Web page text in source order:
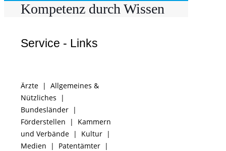
Kompetenz durch Wissen
Service - Links
Ärzte | Allgemeines &
Nützliches |
Bundesländer |
Förderstellen | Kammern
und Verbände | Kultur |
Medien | Patentämter |